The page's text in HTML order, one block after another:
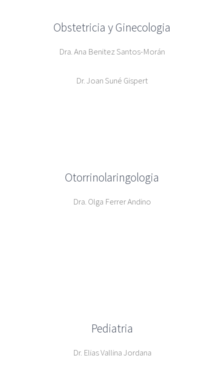
Obstetricia y Ginecologia
Dra. Ana Benitez Santos-Morán
Dr. Joan Suné Gispert
Otorrinolaringologia
Dra. Olga Ferrer Andino
Pediatria
Dr. Elias Vallina Jordana